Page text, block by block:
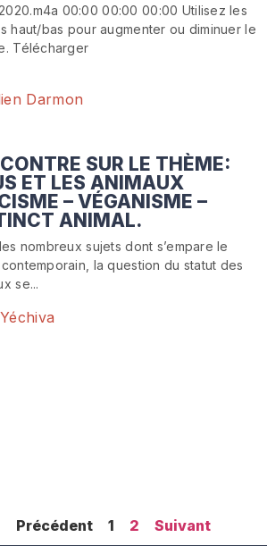
00:00 00:00 00:00 Utilisez les
haut/bas pour augmenter ou diminuer le
Télécharger
Darmon
SUR LE THÈME:
ET LES ANIMAUX
– VÉGANISME –
ANIMAL.
nombreux sujets dont s’empare le
la question du statut des
se...
Précédent 1 2 Suivant